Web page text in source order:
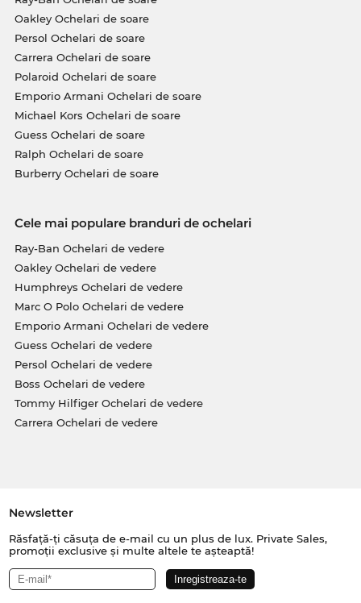
Oakley Ochelari de soare
Persol Ochelari de soare
Carrera Ochelari de soare
Polaroid Ochelari de soare
Emporio Armani Ochelari de soare
Michael Kors Ochelari de soare
Guess Ochelari de soare
Ralph Ochelari de soare
Burberry Ochelari de soare
Cele mai populare branduri de ochelari
Ray-Ban Ochelari de vedere
Oakley Ochelari de vedere
Humphreys Ochelari de vedere
Marc O Polo Ochelari de vedere
Emporio Armani Ochelari de vedere
Guess Ochelari de vedere
Persol Ochelari de vedere
Boss Ochelari de vedere
Tommy Hilfiger Ochelari de vedere
Carrera Ochelari de vedere
Newsletter
Răsfață-ți căsuța de e-mail cu un plus de lux. Private Sales,
promoții exclusive și multe altele te așteaptă!